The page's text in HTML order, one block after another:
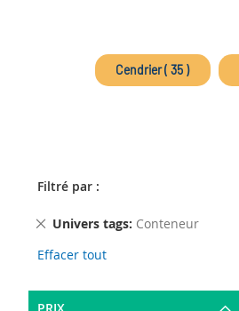
Cendrier ( 35 )
Filtré par :
Univers tags Conteneur
Remove
Item
Effacer tout